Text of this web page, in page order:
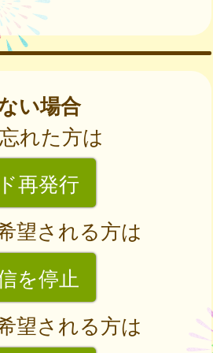
い場合
れた方は
再発行
望される方は
を停止
望される方は